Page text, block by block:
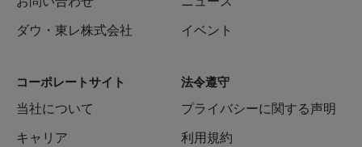
ダウ・東レ株式会社
イベント
コーポレートサイト
当社について
キャリア
法令遵守
プライバシーに関する声明
利用規約